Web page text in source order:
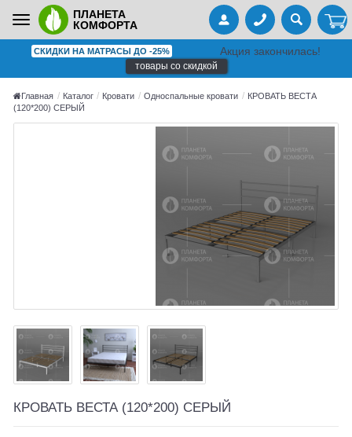
Toggle
navigation
ПЛАНЕТА
КОМФОРТА
СКИДКИ НА МАТРАСЫ ДО -25% Акция закончилась!
товары со скидкой
Главная Каталог Кровати Односпальные кровати
КРОВАТЬ ВЕСТА
(120*200) СЕРЫЙ
КРОВАТЬ ВЕСТА (120*200) СЕРЫЙ